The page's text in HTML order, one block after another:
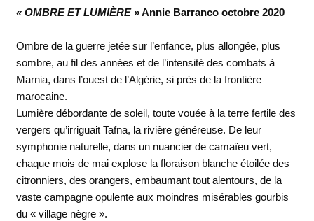
« OMBRE ET LUMIÈRE »Annie Barranco octobre 2020
Ombre de la guerre jetée sur l’enfance, plus allongée, plus
sombre, au fil des années et de l’intensité des combats à
Marnia, dans l’ouest de l’Algérie, si près de la frontière
marocaine.
Lumière débordante de soleil, toute vouée à la terre fertile des
vergers qu’irriguait Tafna, la rivière généreuse. De leur
symphonie naturelle, dans un nuancier de camaïeu vert,
chaque mois de mai explose la floraison blanche étoilée des
citronniers, des orangers, embaumant tout alentours, de la
vaste campagne opulente aux moindres misérables gourbis
du « village nègre ».